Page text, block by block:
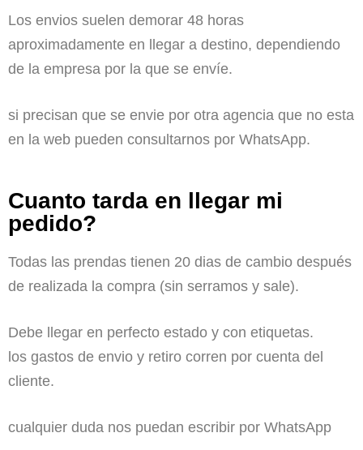
Los envios suelen demorar 48 horas
aproximadamente en llegar a destino, dependiendo
de la empresa por la que se envíe.
si precisan que se envie por otra agencia que no esta
en la web pueden consultarnos por WhatsApp.
Cuanto tarda en llegar mi
pedido?
Todas las prendas tienen 20 dias de cambio después
de realizada la compra (sin serramos y sale).
Debe llegar en perfecto estado y con etiquetas.
los gastos de envio y retiro corren por cuenta del
cliente.
cualquier duda nos puedan escribir por WhatsApp